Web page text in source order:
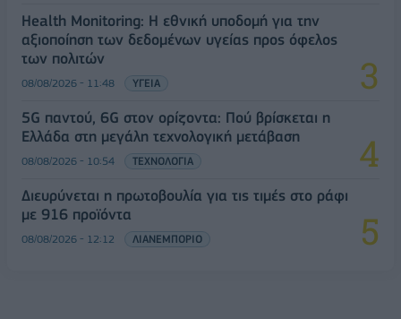
Health Monitoring: Η εθνική υποδομή για την
αξιοποίηση των δεδομένων υγείας προς όφελος
των πολιτών
08/08/2026 - 11:48 ΥΓΕΙΑ
5G παντού, 6G στον ορίζοντα: Πού βρίσκεται η
Ελλάδα στη μεγάλη τεχνολογική μετάβαση
08/08/2026 - 10:54 ΤΕΧΝΟΛΟΓΙΑ
Διευρύνεται η πρωτοβουλία για τις τιμές στο ράφι
με 916 προϊόντα
08/08/2026 - 12:12 ΛΙΑΝΕΜΠΟΡΙΟ